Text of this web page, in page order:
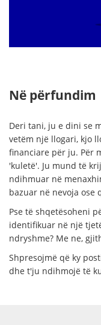
Në përfundim
Deri tani, ju e dini se
vetëm një llogari, kjo
financiare për ju. Për
'kuletë'. Ju mund të
ndihmuar në
bazuar në nevoja ose
Pse të shqetësoheni
identifikuar në një
ndryshme? Me ne,
Shpresojmë që ky
dhe t'ju ndihmojë të